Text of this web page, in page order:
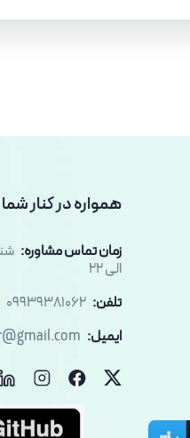
همواره در کنار
زمان تماس مشاوره:
الی 22
تلفن: 09939381062
ایمیل: